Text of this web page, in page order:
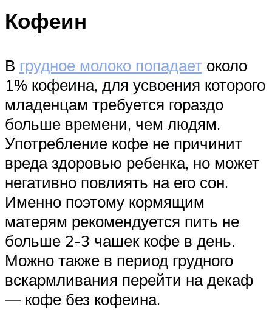
Кофеин
В грудное молоко попадает около
1% кофеина, для усвоения которого
младенцам требуется гораздо
больше времени, чем людям.
Употребление кофе не причинит
вреда здоровью ребенка, но может
негативно повлиять на его сон.
Именно поэтому кормящим
матерям рекомендуется пить не
больше 2-3 чашек кофе в день.
Можно также в период грудного
вскармливания перейти на декаф
— кофе без кофеина.